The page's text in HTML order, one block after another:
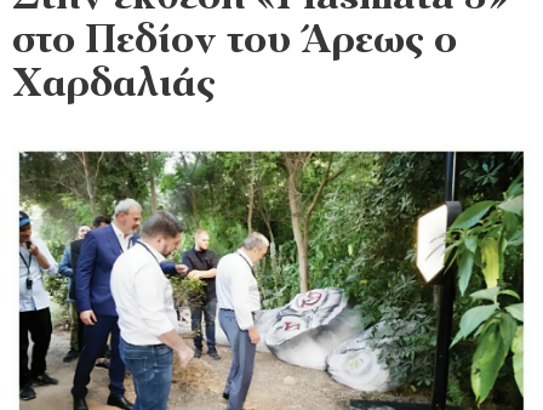
στο Πεδίον του Άρεως ο
Χαρδαλιάς